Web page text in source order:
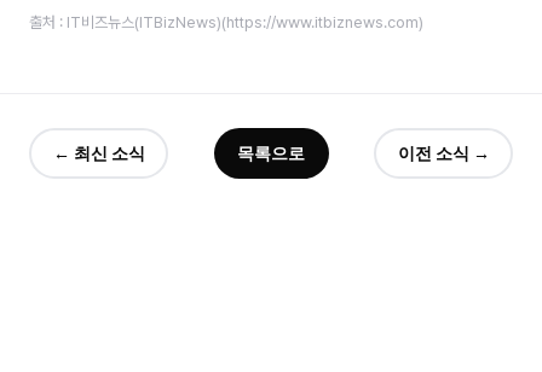
출처 : IT비즈뉴스(ITBizNews)(https://www.itbiznews.com)
← 최신 소식 목록으로 이전 소식 →